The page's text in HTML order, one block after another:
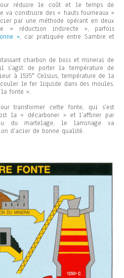
réduire le coût et le temps de
va construire des « hauts fourneaux »
par une méthode opérant en deux
« réduction indirecte », parfois
», car pratiquée entre Sambre et
charbon de bois et minerai de
s’agit de porter la température de
à 1535° Celsius, température de la
le fer liquide dans des moules.
fonte ».
transformer cette fonte, qui s’est
la « décarboner » et l’affiner par
du martelage, le laminage va
d’acier de bonne qualité.